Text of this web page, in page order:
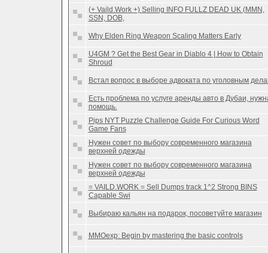
(+ Vaild.Work +) Selling INFO FULLZ DEAD UK (MMN,
SSN, DOB,
Why Elden Ring Weapon Scaling Matters Early
U4GM ? Get the Best Gear in Diablo 4 | How to Obtain
Shroud
Встал вопрос в выборе адвоката по уголовным
Есть проблема по услуге аренды авто в Дубаи,
помощь.
Pips NYT Puzzle Challenge Guide For Curious Word
Game Fans
Нужен совет по выбору современного магазина
верхней одежды
Нужен совет по выбору современного магазина
верхней одежды
= VAILD.WORK = Sell Dumps track 1^2 Strong BINS
Capable Swi
Выбираю кальян на подарок, посоветуйте магазин
MMOexp: Begin by mastering the basic controls